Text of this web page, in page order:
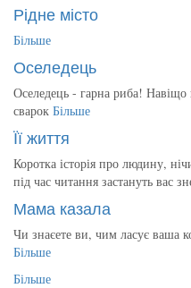
Рідне місто
Більше
Оселедець
Оселедець - гарна риба! Навіщо
сварок Більше
Її життя
Коротка історія про людину,
під час читання застануть вас
Мама казала
Чи знаєете ви, чим ласує ваша
Більше
Більше